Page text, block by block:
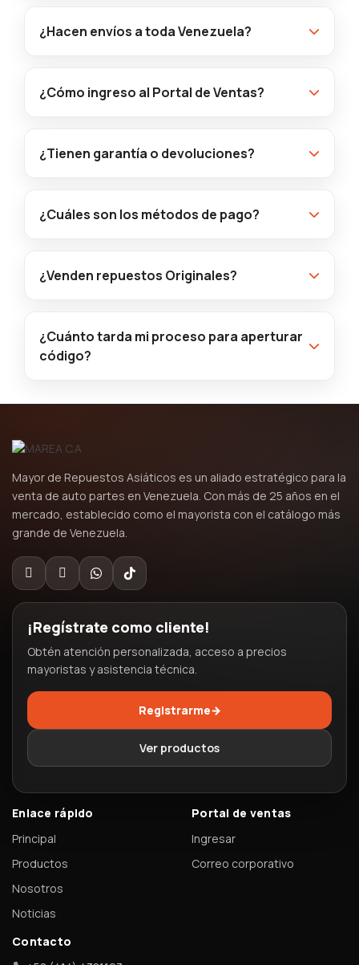
¿Hacen envíos a toda Venezuela?
¿Cómo ingreso al Portal de Ventas?
¿Tienen garantía o devoluciones?
¿Cuáles son los métodos de pago?
¿Venden repuestos Originales?
¿Cuánto tarda mi proceso para aperturar
código?
Mayor de Repuestos Asiáticos es un aliado estratégico para la
venta de auto partes en Venezuela. Con más de 25 años en el
mercado, establecido como el mayorista con el catálogo más
grande de Venezuela.
¡Regístrate como cliente!
Obtén atención personalizada, acceso a precios
mayoristas y asistencia técnica.
Registrarme→
Ver productos
Enlace rápido
Principal
Productos
Nosotros
Noticias
Portal de ventas
Ingresar
Correo corporativo
Contacto